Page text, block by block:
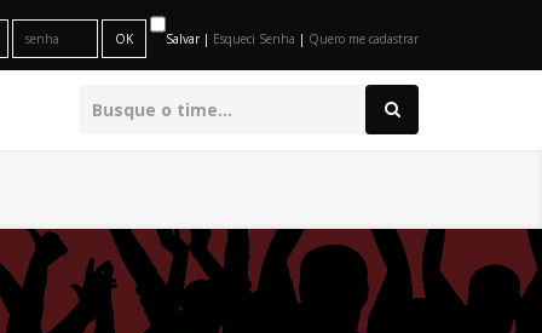
Salvar | Esqueci Senha | Quero me cadastrar